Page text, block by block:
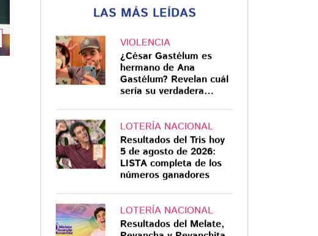
LAS MÁS LEÍDAS
VIOLENCIA
¿César Gastélum es
hermano de Ana
Gastélum? Revelan cuál
sería su verdadera
LOTERÍA NACIONAL
Resultados del Tris hoy
5 de agosto de 2026:
LISTA completa de los
números ganadores
LOTERÍA NACIONAL
Resultados del Melate,